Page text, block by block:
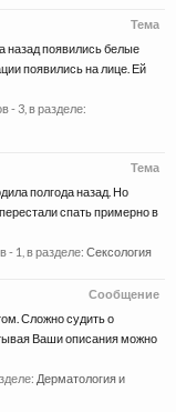
Тема
назад появились белые
появились на лице. Ей
- 3, в разделе:
Тема
полгода назад. Но
спать примерно в
- 1, в разделе: Сексология
Сообщение
Сложно судить о
Ваши описания можно
Дерматология и